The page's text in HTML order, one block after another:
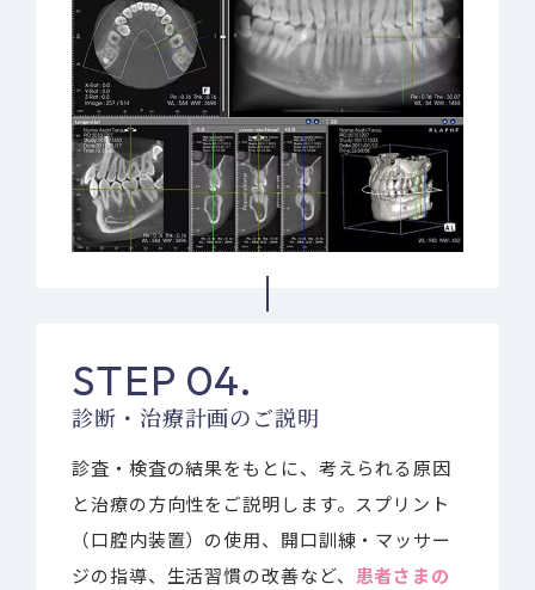
STEP 04.
診断・治療計画のご説明
診査・検査の結果をもとに、考えられる原因
と治療の方向性をご説明します。スプリント
（口腔内装置）の使用、開口訓練・マッサー
ジの指導、生活習慣の改善など、 患者さまの